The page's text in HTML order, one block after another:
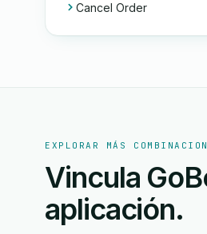
Cancel Order
EXPLORAR MÁS
Vincula
aplicación.